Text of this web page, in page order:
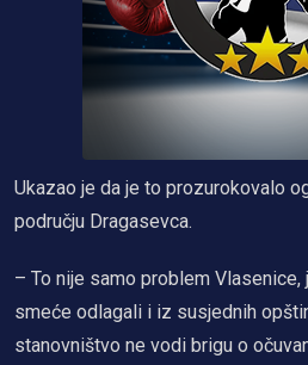
Ukazao je da je to prozurokovalo
području Dragasevca.
– To nije samo problem Vlasenice,
smeće odlagali i iz susjednih
stanovništvo ne vodi brigu o